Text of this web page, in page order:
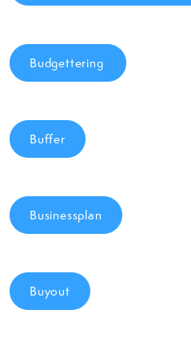
Budgettering
Buffer
Businessplan
Buyout